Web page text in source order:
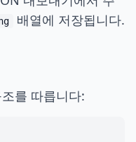
배열에 저장됩니다.
를 따릅니다: